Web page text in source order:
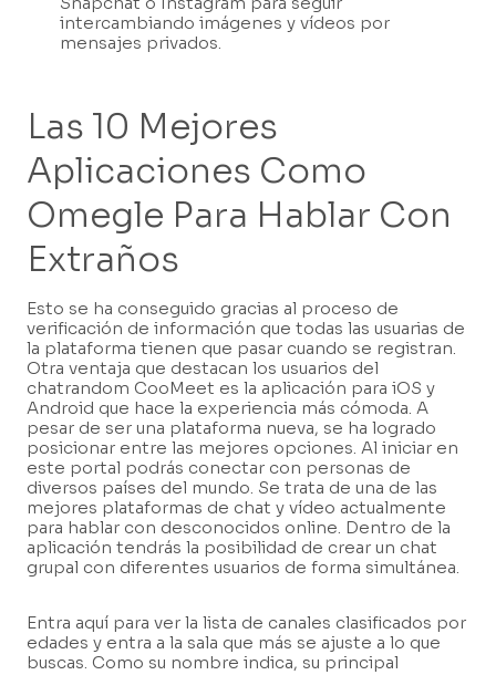
intercambiando imágenes y vídeos por
mensajes privados.
Las 10 Mejores
Aplicaciones Como
Omegle Para Hablar Con
Extraños
Esto se ha conseguido gracias al proceso de
verificación de información que todas las usuarias de
la plataforma tienen que pasar cuando se registran.
Otra ventaja que destacan los usuarios del
chatrandom CooMeet es la aplicación para iOS y
Android que hace la experiencia más cómoda. A
pesar de ser una plataforma nueva, se ha logrado
posicionar entre las mejores opciones. Al iniciar en
este portal podrás conectar con personas de
diversos países del mundo. Se trata de una de las
mejores plataformas de chat y vídeo actualmente
para hablar con desconocidos online. Dentro de la
aplicación tendrás la posibilidad de crear un chat
grupal con diferentes usuarios de forma simultánea.
Entra aquí para ver la lista de canales clasificados por
edades y entra a la sala que más se ajuste a lo que
buscas. Como su nombre indica, su principal